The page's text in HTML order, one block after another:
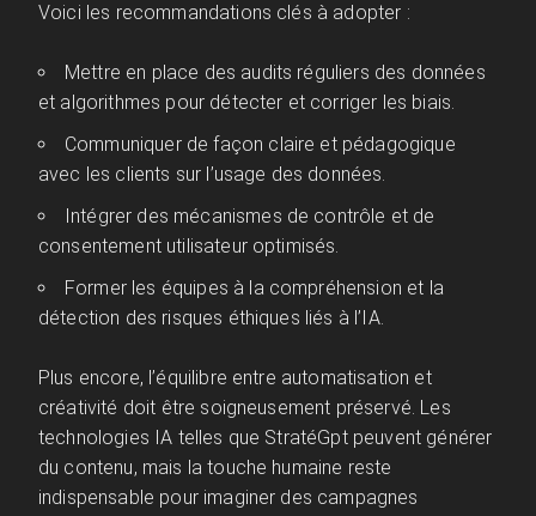
Voici les recommandations clés à adopter :
Mettre en place des audits réguliers des données
et algorithmes pour détecter et corriger les biais.
Communiquer de façon claire et pédagogique
avec les clients sur l’usage des données.
Intégrer des mécanismes de contrôle et de
consentement utilisateur optimisés.
Former les équipes à la compréhension et la
détection des risques éthiques liés à l’IA.
Plus encore, l’équilibre entre automatisation et
créativité doit être soigneusement préservé. Les
technologies IA telles que StratéGpt peuvent générer
du contenu, mais la touche humaine reste
indispensable pour imaginer des campagnes